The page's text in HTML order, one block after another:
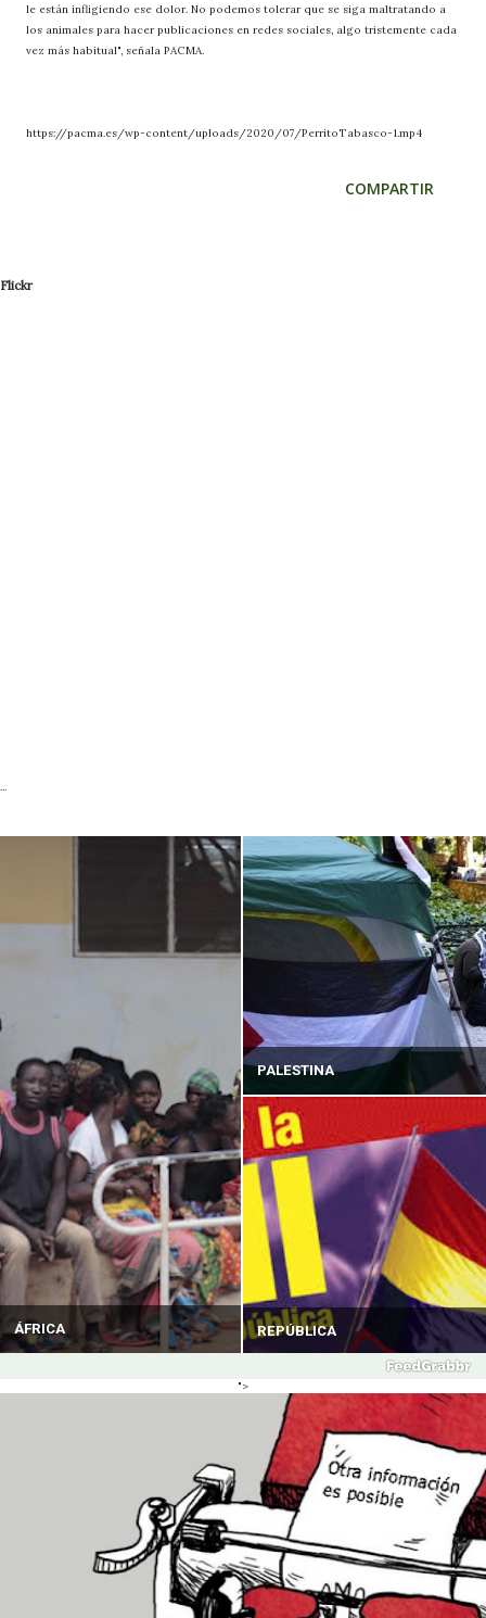
le están infligiendo ese dolor. No podemos tolerar que se siga maltratando a
los animales para hacer publicaciones en redes sociales, algo tristemente cada
vez más habitual", señala PACMA.
https://pacma.es/wp-content/uploads/2020/07/PerritoTabasco-1.mp4
COMPARTIR
Flickr
...
ÁFRICA
PALESTINA
REPÚBLICA
">